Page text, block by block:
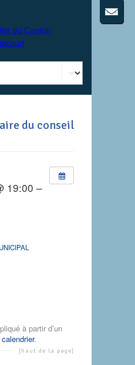
du conseil
19:00 –
à partir d’un
.
[haut de la page]